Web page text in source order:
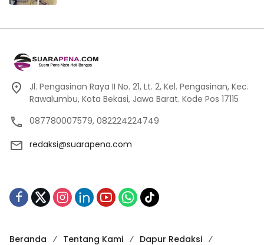
Jl. Pengasinan Raya II No. 21, Lt. 2, Kel. Pengasinan, Kec.
Rawalumbu, Kota Bekasi, Jawa Barat. Kode Pos 17115
087780007579, 082224224749
redaksi@suarapena.com
Beranda Tentang Kami Dapur Redaksi